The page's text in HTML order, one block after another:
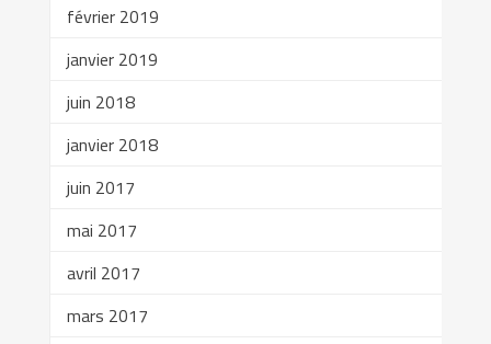
février 2019
janvier 2019
juin 2018
janvier 2018
juin 2017
mai 2017
avril 2017
mars 2017